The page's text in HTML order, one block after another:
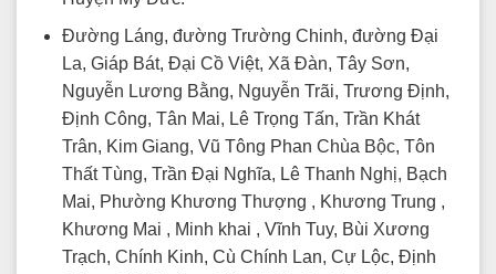
Đường Láng, đường Trường Chinh, đường Đại
La, Giáp Bát, Đại Cồ Việt, Xã Đàn, Tây Sơn,
Nguyễn Lương Bằng, Nguyễn Trãi, Trương Định,
Định Công, Tân Mai, Lê Trọng Tấn, Trần Khát
Trân, Kim Giang, Vũ Tông Phan Chùa Bộc, Tôn
Thất Tùng, Trần Đại Nghĩa, Lê Thanh Nghị, Bạch
Mai, Phường Khương Thượng , Khương Trung ,
Khương Mai , Minh khai , Vĩnh Tuy, Bùi Xương
Trạch, Chính Kinh, Cù Chính Lan, Cự Lộc, Định